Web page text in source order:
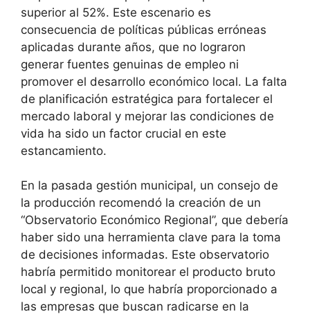
superior al 52%. Este escenario es
consecuencia de políticas públicas erróneas
aplicadas durante años, que no lograron
generar fuentes genuinas de empleo ni
promover el desarrollo económico local. La falta
de planificación estratégica para fortalecer el
mercado laboral y mejorar las condiciones de
vida ha sido un factor crucial en este
estancamiento.
En la pasada gestión municipal, un consejo de
la producción recomendó la creación de un
“Observatorio Económico Regional”, que debería
haber sido una herramienta clave para la toma
de decisiones informadas. Este observatorio
habría permitido monitorear el producto bruto
local y regional, lo que habría proporcionado a
las empresas que buscan radicarse en la